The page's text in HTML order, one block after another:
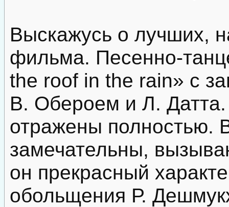
Выскажусь о лучших,
фильма. Песенно-
the roof in the rain» с
В. Обероем и Л.
отражены полностью.
замечательны,
он прекрасный
обольщения Р.